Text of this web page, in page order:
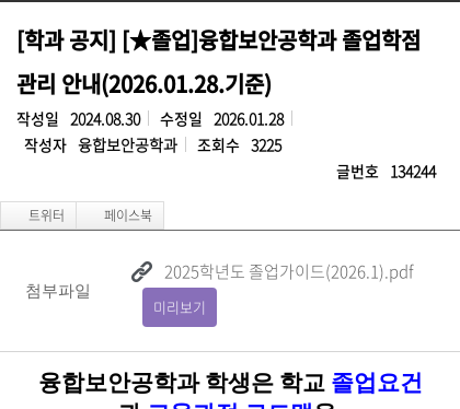
[학과 공지] [★졸업]융합보안공학과 졸업학점
관리 안내(2026.01.28.기준)
작성일 2024.08.30 수정일 2026.01.28
작성자 융합보안공학과 조회수 3225
글번호 134244
첨부파일
2025학년도 졸업가이드(2026.1).pdf
미리보기
융합보안공학과 학생은 학교 졸업요건